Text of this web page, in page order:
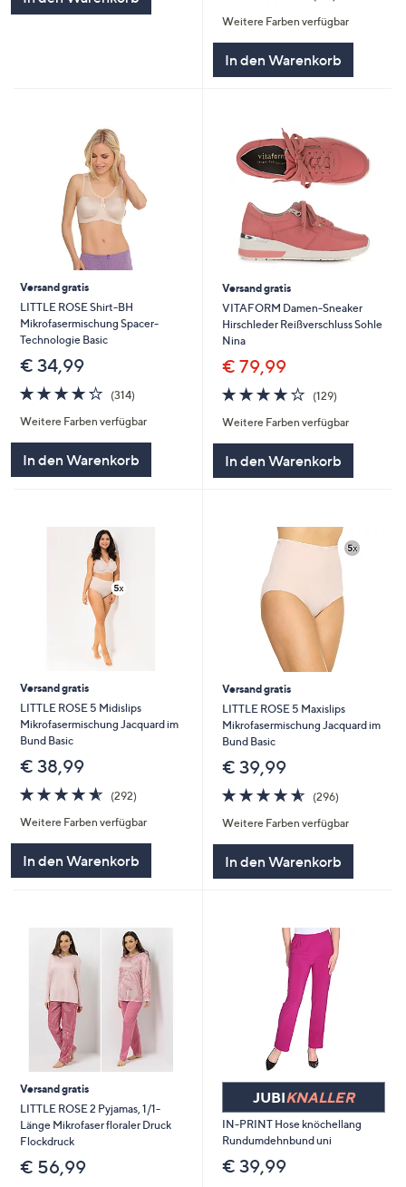
von
5
Weitere Farben verfügbar
In den Warenkorb
Versand gratis
LITTLE ROSE Shirt-BH
Mikrofasermischung Spacer-
Technologie Basic
€ 34,99
4.2
von
5
(314)314
Weitere Farben verfügbar
In den Warenkorb
Versand gratis
VITAFORM Damen-Sneaker
Hirschleder Reißverschluss Sohle
Nina
€ 79,99
4.0
von
5
(129)129
Weitere Farben verfügbar
In den Warenkorb
Versand gratis
LITTLE ROSE 5 Midislips
Mikrofasermischung Jacquard im
Bund Basic
€ 38,99
4.5
von
5
(292)292
Weitere Farben verfügbar
In den Warenkorb
Versand gratis
LITTLE ROSE 5 Maxislips
Mikrofasermischung Jacquard im
Bund Basic
€ 39,99
4.6
von
5
(296)296
Weitere Farben verfügbar
In den Warenkorb
Versand gratis
LITTLE ROSE 2 Pyjamas, 1/1-
Länge Mikrofaser floraler Druck
Flockdruck
€ 56,99
JUBIKNALLER
IN-PRINT Hose knöchellang
Rundumdehnbund uni
€ 39,99